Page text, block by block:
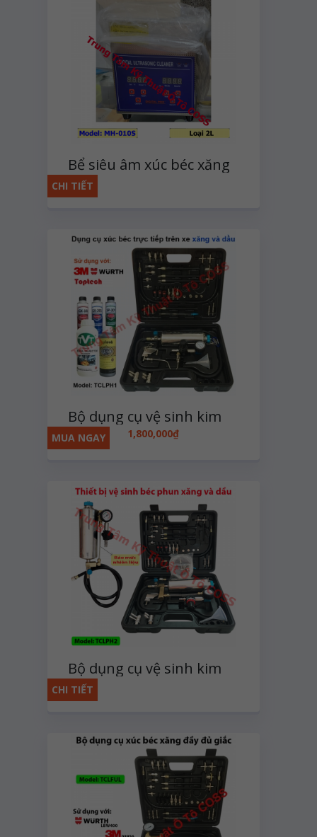
Bể siêu âm xúc béc xăng
và dầu
CHI TIẾT
Bộ dụng cụ vệ sinh kim
phun xăng và dầu dùng
khí nén
1,800,000₫
MUA NGAY
Bộ dụng cụ vệ sinh kim
phun xăng và dầu trực
tiếp trên xe dùng khí nén
CHI TIẾT